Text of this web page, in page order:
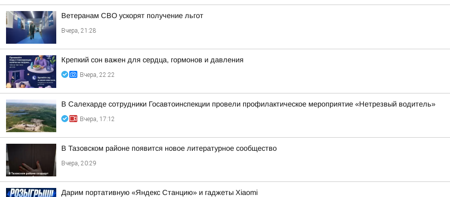
Ветеранам СВО ускорят получение льгот
Вчера, 21:28
Крепкий сон важен для сердца, гормонов и давления
Вчера, 22:22
В Салехарде сотрудники Госавтоинспекции провели профилактическое мероприятие «Нетрезвый водитель»
Вчера, 17:12
В Тазовском районе появится новое литературное сообщество
Вчера, 20:29
Дарим портативную «Яндекс Станцию» и гаджеты Xiaomi